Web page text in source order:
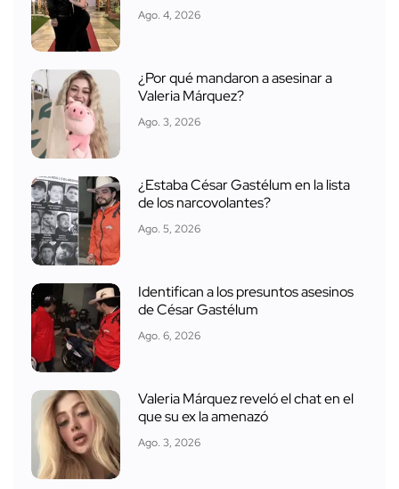
Ago. 4, 2026
¿Por qué mandaron a asesinar a
Valeria Márquez?
Ago. 3, 2026
¿Estaba César Gastélum en la lista
de los narcovolantes?
Ago. 5, 2026
Identifican a los presuntos asesinos
de César Gastélum
Ago. 6, 2026
Valeria Márquez reveló el chat en el
que su ex la amenazó
Ago. 3, 2026